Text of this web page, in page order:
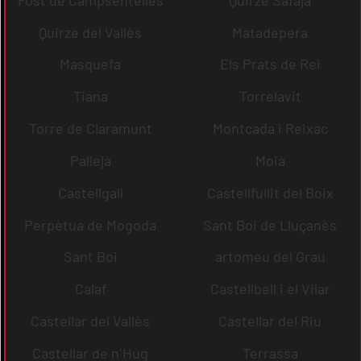
Quirze del Vallès
Matadepera
Masquefa
Els Prats de Rei
Tiana
Torrelavit
Torre de Claramunt
Montcada i Reixac
Pallejà
Moià
Castellgalí
Castellfullit del Boix
Perpètua de Mogoda
Sant Boi de Lluçanès
Sant Boi
artomeu del Grau
Calaf
Castellbell i el Vilar
Castellar del Vallès
Castellar del Riu
Castellar de n´Hug
Terrassa